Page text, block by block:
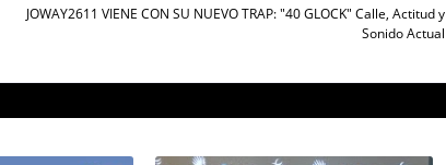
JOWAY2611 VIENE CON SU NUEVO TRAP: "40 GLOCK" Calle, Actitud y
Sonido Actual